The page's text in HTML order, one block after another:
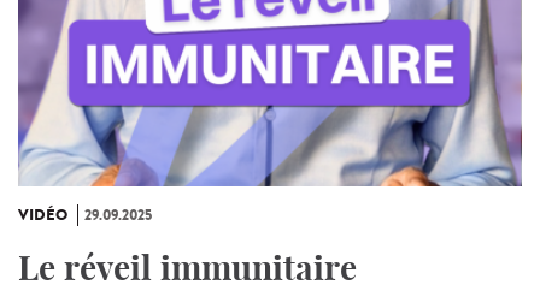
VIDÉO 29.09.2025
Le réveil immunitaire